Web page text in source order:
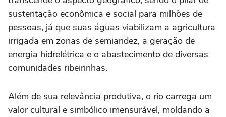
sustentação econômica e social para milhões de
pessoas, já que suas águas viabilizam a agricultura
irrigada em zonas de semiaridez, a geração de
energia hidrelétrica e o abastecimento de diversas
comunidades ribeirinhas.
Além de sua relevância produtiva, o rio carrega um
valor cultural e simbólico imensurável, moldando a